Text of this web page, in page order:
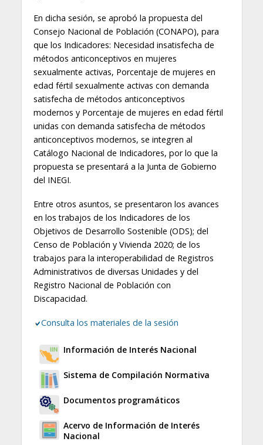
En dicha sesión, se aprobó la propuesta del
Consejo Nacional de Población (CONAPO), para
que los Indicadores: Necesidad insatisfecha de
métodos anticonceptivos en mujeres
sexualmente activas, Porcentaje de mujeres en
edad fértil sexualmente activas con demanda
satisfecha de métodos anticonceptivos
modernos y Porcentaje de mujeres en edad fértil
unidas con demanda satisfecha de métodos
anticonceptivos modernos, se integren al
Catálogo Nacional de Indicadores, por lo que la
propuesta se presentará a la Junta de Gobierno
del INEGI.
Entre otros asuntos, se presentaron los avances
en los trabajos de los Indicadores de los
Objetivos de Desarrollo Sostenible (ODS); del
Censo de Población y Vivienda 2020; de los
trabajos para la interoperabilidad de Registros
Administrativos de diversas Unidades y del
Registro Nacional de Población con
Discapacidad.
Consulta los materiales de la sesión
Información de Interés Nacional
Sistema de Compilación Normativa
Documentos programáticos
Acervo de Información de Interés
Nacional